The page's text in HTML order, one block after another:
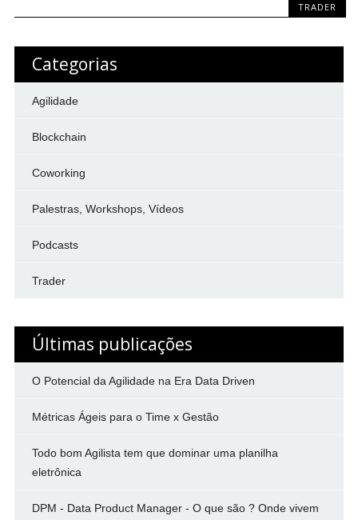
TRADER
Categorias
Agilidade
Blockchain
Coworking
Palestras, Workshops, Vídeos
Podcasts
Trader
Últimas publicações
O Potencial da Agilidade na Era Data Driven
Métricas Ágeis para o Time x Gestão
Todo bom Agilista tem que dominar uma planilha
eletrônica
DPM - Data Product Manager - O que são ? Onde vivem